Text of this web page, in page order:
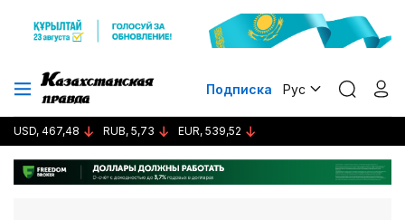
Подписка Рус
USD, 467,48 RUB, 5,73 EUR, 539,52